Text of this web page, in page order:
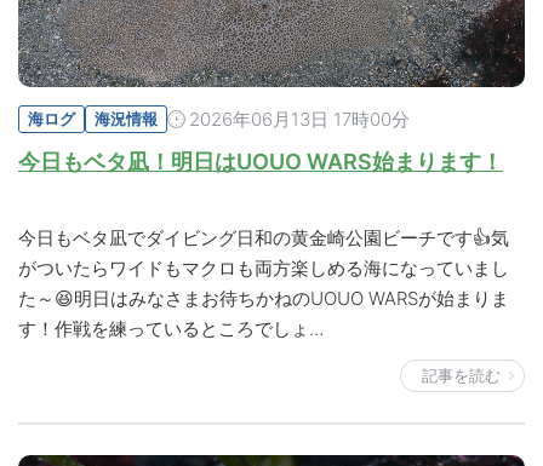
海ログ 海況情報 2026年06月13日 17時00分
今日もベタ凪！明日はUOUO WARS始まります！
今日もベタ凪でダイビング日和の黄金崎公園ビーチです👍気
がついたらワイドもマクロも両方楽しめる海になっていまし
た～😆明日はみなさまお待ちかねのUOUO WARSが始まりま
す！作戦を練っているところでしょ…
記事を読む